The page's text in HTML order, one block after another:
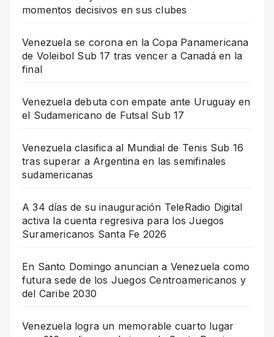
momentos decisivos en sus clubes
Venezuela se corona en la Copa Panamericana
de Voleibol Sub 17 tras vencer a Canadá en la
final
Venezuela debuta con empate ante Uruguay en
el Sudamericano de Futsal Sub 17
Venezuela clasifica al Mundial de Tenis Sub 16
tras superar a Argentina en las semifinales
sudamericanas
A 34 días de su inauguración TeleRadio Digital
activa la cuenta regresiva para los Juegos
Suramericanos Santa Fe 2026
En Santo Domingo anuncian a Venezuela como
futura sede de los Juegos Centroamericanos y
del Caribe 2030
Venezuela logra un memorable cuarto lugar